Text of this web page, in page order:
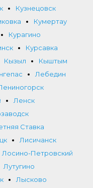
Кузнецовск
Кумертау
Курагино
Курсавка
Кызыл
Кыштым
Лебедин
Ленск
Ставка
Лисичанск
Лосино-Петровский
Лутугино
Лысково